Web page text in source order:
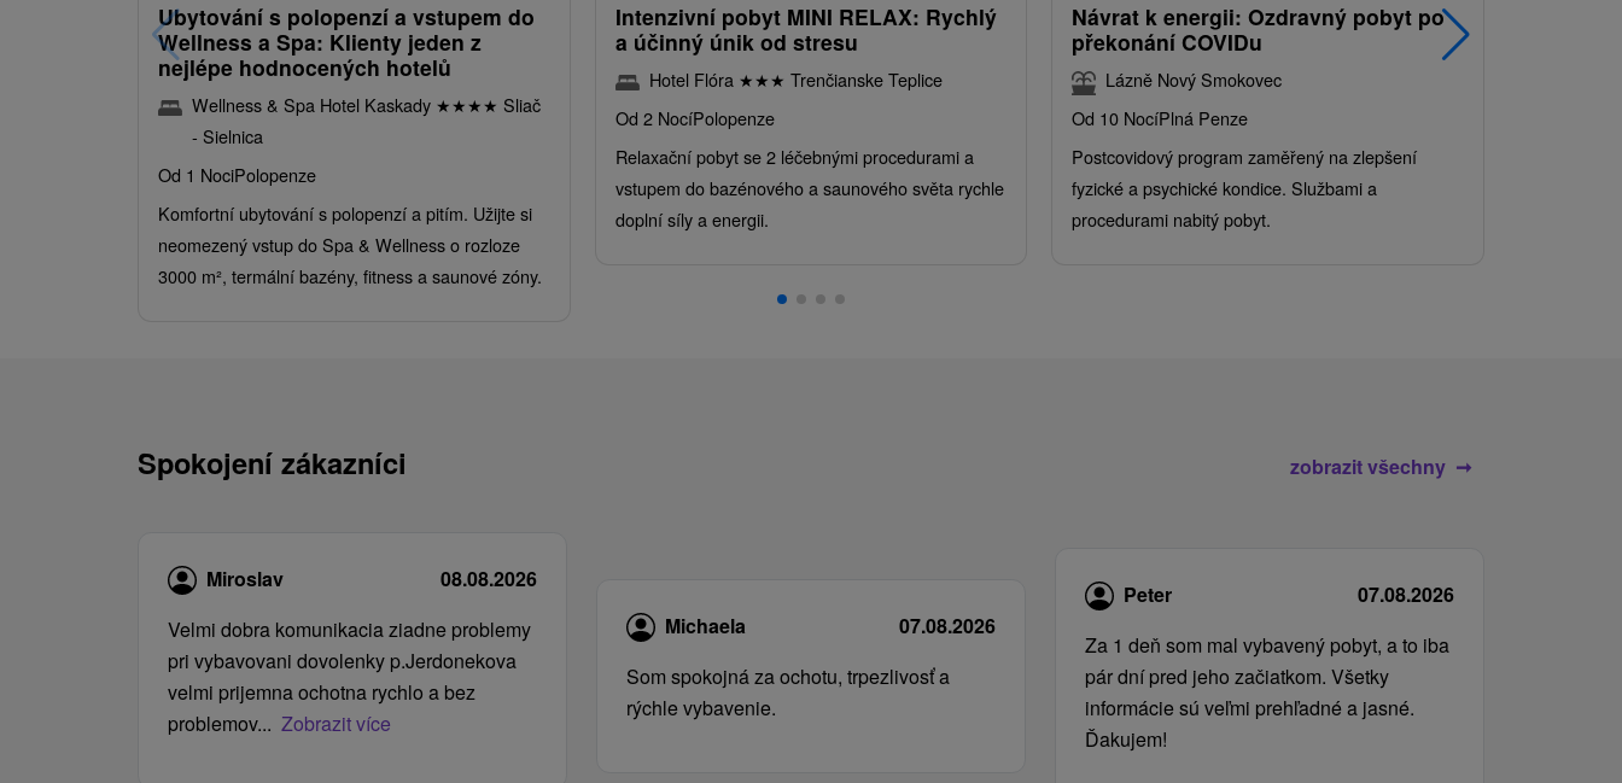
Ubytování s polopenzí a vstupem do
Wellness a Spa: Klienty jeden z
nejlépe hodnocených hotelů
Wellness & Spa Hotel Kaskady ★★★★ Sliač
- Sielnica
Od 1 NociPolopenze
Komfortní ubytování s polopenzí a pitím. Užijte si
neomezený vstup do Spa & Wellness o rozloze
3000 m², termální bazény, fitness a saunové zóny.
Intenzivní pobyt MINI RELAX: Rychlý
a účinný únik od stresu
Hotel Flóra ★★★ Trenčianske Teplice
Od 2 NocíPolopenze
Relaxační pobyt se 2 léčebnými procedurami a
vstupem do bazénového a saunového světa rychle
doplní síly a energii.
Návrat k energii: Ozdravný pobyt po
překonání COVIDu
Lázně Nový Smokovec
Od 10 NocíPlná Penze
Postcovidový program zaměřený na zlepšení
fyzické a psychické kondice. Službami a
procedurami nabitý pobyt.
Spokojení zákazníci zobrazit všechny
Miroslav
08.08.2026
Velmi dobra komunikacia ziadne problemy
pri vybavovani dovolenky p.Jerdonekova
velmi prijemna ochotna rychlo a bez
problemov... Zobrazit více
Michaela
07.08.2026
Som spokojná za ochotu, trpezlivosť a
rýchle vybavenie.
Peter
07.08.2026
Za 1 deň som mal vybavený pobyt, a to iba
pár dní pred jeho začiatkom. Všetky
informácie sú veľmi prehľadné a jasné.
Ďakujem!